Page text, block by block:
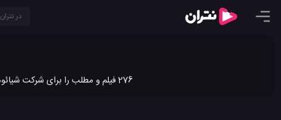
276 فیلم و مطلب را برای شرکت شیائومی در نتران به اشتراک گذاشته ایم. جدیدترین ویدیو کلیپ ها و مطالب شرکت شیائومی را در نتران ببینید.